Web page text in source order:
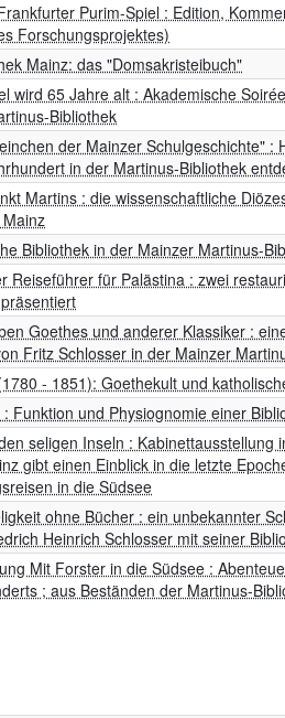
Purim-Spiel : Edition,
Forschungsprojektes)
Mainz: das "Domsakristeibuch"
wird 65 Jahre alt : Akademische
Bibliothek
der Mainzer Schulgeschichte" :
in der Martinus-Bibliothek
Martins : die wissenschaftliche
Bibliothek in der Mainzer Martinus-
Reiseführer für Palästina : zwei
Goethes und anderer Klassiker :
Fritz Schlosser in der Mainzer
- 1851): Goethekult und
Funktion und Physiognomie einer
seligen Inseln : Kabinettausstellung
gibt einen Einblick in die letzte
in die Südsee
ohne Bücher : ein unbekannter
Heinrich Schlosser mit seiner
Mit Forster in die Südsee :
; aus Beständen der Martinus-